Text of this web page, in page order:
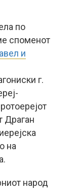
по
споменот
и
г.
Драган
на
народ